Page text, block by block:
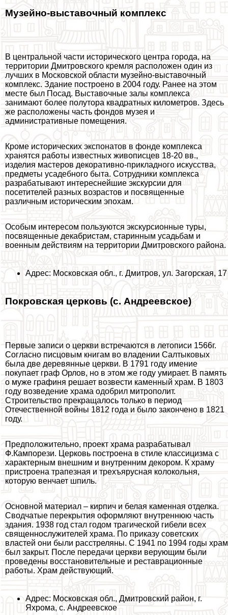
Музейно-выставочный комплекс
В центральной части исторического центра города, на
территории Дмитровского кремля расположен один из
лучших в Московской области музейно-выставочный
комплекс. Здание построено в 2004 году. Ранее на этом
месте был Посад. Выставочные залы комплекса
занимают более полутора квадратных километров. Здесь
же расположены часть фондов музея и
административные помещения.
Кроме исторических экспонатов в фонде комплекса
хранятся работы известных живописцев 18-20 вв.,
изделия мастеров декоративно-прикладного искусства,
предметы усадебного быта. Сотрудники комплекса
разpaбатывают интереснейшие экскурсии для
посетителей разных возрастов и посвященные
различным историческим эпохам.
Особым интересом пользуются экскурсионные туры,
посвященные декабристам, старинным усадьбам и
военным действиям на территории Дмитровского района.
Адрес: Московская обл., г. Дмитров, ул. Загорская, 17
Покровская церковь (с. Андреевское)
Первые записи о церкви встречаются в летописи 1566г.
Согласно писцовым книгам во владении Салтыковых
была две деревянные церкви. В 1791 году имение
покупает граф Орлов, но в этом же году умирает. В память
о муже графиня решает возвести каменный храм. В 1803
году возведение храма одобрил митрополит.
Строительство прекращалось только в период
Отечественной войны 1812 года и было закончено в 1821
году.
Предположительно, проект храма разpaбатывал
Ф.Кампорези. Церковь построена в стиле классицизма с
хаpaктерным внешним и внутренним декором. К храму
пристроена трапезная и трехъярусная колокольня,
которую венчает шпиль.
Основной материал – кирпич и белая каменная отделка.
Сводчатые перекрытия оформляют внутреннюю часть
здания. 1938 год стал годом трагической гибели всех
священнослужителей храма. По приказу советских
властей они были расстреляны. С 1941 по 1994 годы храм
был закрыт. После передачи церкви верующим были
проведены восстановительные и реставрационные
работы. Храм действующий.
Адрес: Московская обл., Дмитровский район, г.
Яхрома, с. Андреевское